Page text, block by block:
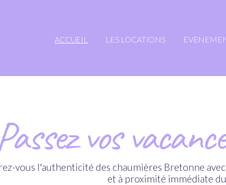
ACCUEIL LES LOCATIONS
vos
vous l'authenticité des chaumières Bretonne
et à proximité immédiate